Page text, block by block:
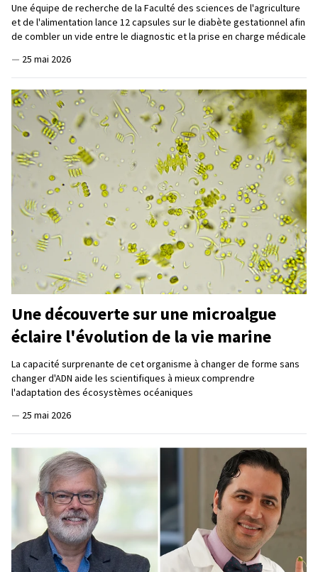
Une équipe de recherche de la Faculté des sciences de l'agriculture
et de l'alimentation lance 12 capsules sur le diabète gestationnel afin
de combler un vide entre le diagnostic et la prise en charge médicale
— 25 mai 2026
Une découverte sur une microalgue
éclaire l'évolution de la vie marine
La capacité surprenante de cet organisme à changer de forme sans
changer d'ADN aide les scientifiques à mieux comprendre
l'adaptation des écosystèmes océaniques
— 25 mai 2026